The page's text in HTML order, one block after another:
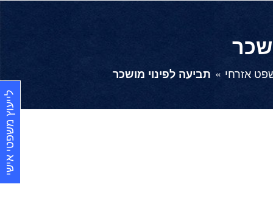
אזרחי תביעה לפינוי מושכר
לייעוץ משפטי אישי